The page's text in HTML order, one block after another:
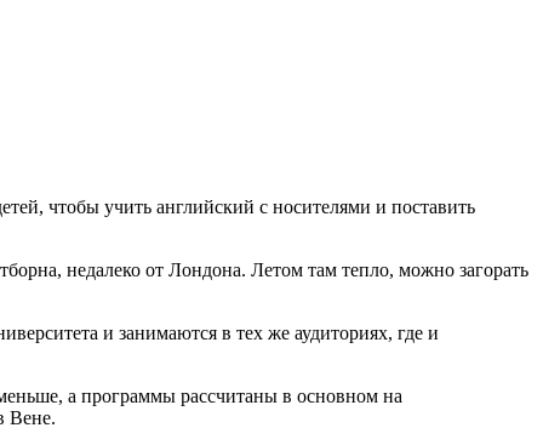
чтобы учить английский с носителями и поставить
недалеко от Лондона. Летом там тепло, можно загорать
и занимаются в тех же аудиториях, где и
а программы рассчитаны в основном на
Вене.